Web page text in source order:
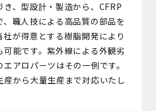
き、型設計・製造から、CFRP
職人技による高品質の部品を
が得意とする樹脂開発により
能です。紫外線による外観劣
アロパーツはその一例です。
産から大量生産まで対応いたし